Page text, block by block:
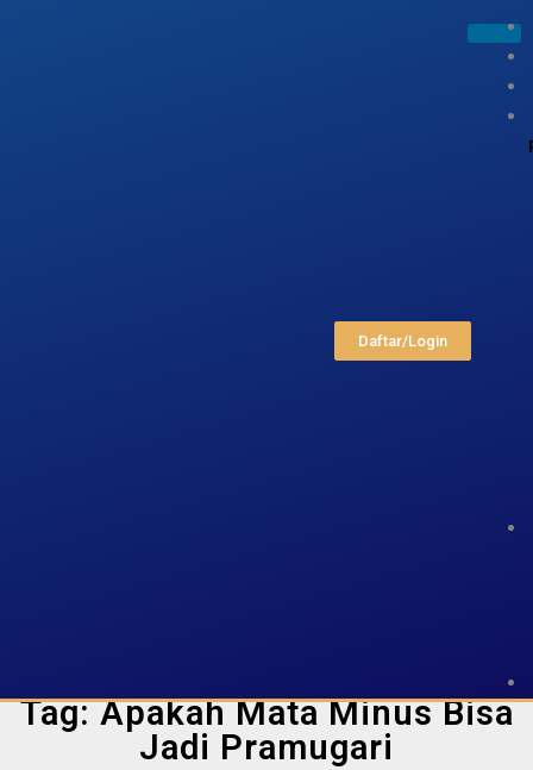
Daftar/Login
Tag: Apakah Mata Minus Bisa
Jadi Pramugari